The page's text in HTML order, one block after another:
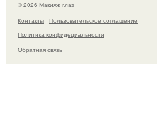
© 2026 Макияж глаз
Контакты
Пользовательское соглашение
Политика конфидециальности
Обратная связь